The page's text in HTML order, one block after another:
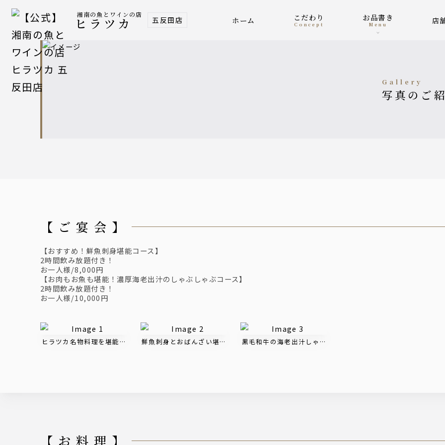
湘南の魚とワインの店
ヒラツカ 五反田店 ホーム こだわり
concept
お品書き
menu
gallery
写真のご
【 ご 宴 会 】
【おすすめ！鮮魚刺身堪能コース】
2時間飲み放題付き！
お一人様/8,000円
【お肉もお魚も堪能！濃厚海老出汁のしゃぶしゃぶコース】
2時間飲み放題付き！
お一人様/10,000円
ヒラツカ名物料理を堪能コース｜飲み放題2時間付き 6,000円『ヒラツカ定番料理』『鮮魚刺身３点盛り』『牛すじ赤ワイン煮
鮮魚刺身とおばんざい堪能コース｜飲み放題2時間付き 8,000円『鮮魚刺身５点盛り』『ワイン
黒毛和牛の海老出汁しゃぶしゃぶコース｜飲み放題2時間付き
【 お 料 理 】